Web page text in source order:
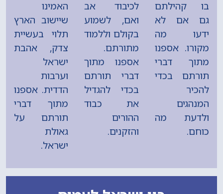
בו קהילתם
גם אם לא
ידעו מה
מקורו. אספנו
מתוך דברי
תורתם בכדי
להכיר
המנהגים
ולדעת מה
כוחם.
לכיבוד אב
ואם, לשמוע
בקולם וללמוד
מתורתם.
אספנו מתוך
דברי תורתם
בכדי להגדיל
את כבוד
ההורים
והזקנים.
האמינו
שיישוב הארץ
תלוי בעשיית
צדק, אהבת
ישראל
וערבות
הדדית. אספנו
מתוך דברי
תורתם על
גאולת
ישראל.